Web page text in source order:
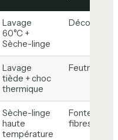
Lavage
60°C +
Sèche-linge
Lavage
tiède + choc
thermique
Feutrage
Sèche-linge
haute
température
Fonte des
fibres